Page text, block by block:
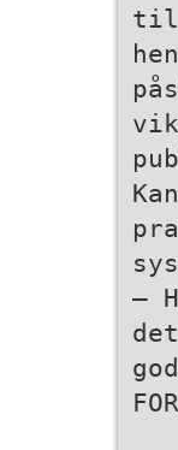
til
–